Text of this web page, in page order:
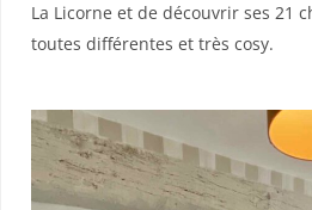
La Licorne et de découvrir ses 21
toutes différentes et très cosy.